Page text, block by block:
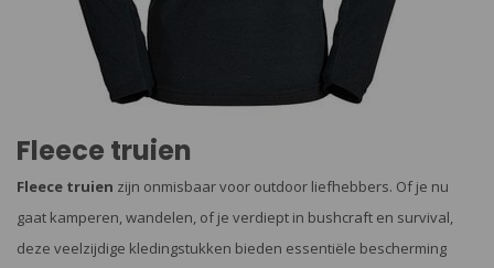
Fleece truien
Fleece truien zijn onmisbaar voor outdoor liefhebbers. Of je nu
gaat kamperen, wandelen, of je verdiept in bushcraft en survival,
deze veelzijdige kledingstukken bieden essentiële bescherming